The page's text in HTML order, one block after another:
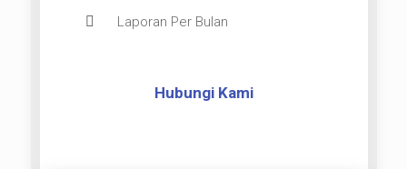
Laporan Per Bulan
Hubungi Kami